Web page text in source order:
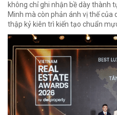
không chỉ ghi nhận bề dày thành
Minh mà còn phản ánh vị thế
thập kỷ kiên trì kiến tạo chuẩn